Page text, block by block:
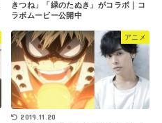
きつね」「緑のたぬき」がコラボ｜コ
ラボムービー公開中
アニメ
2019.11.20